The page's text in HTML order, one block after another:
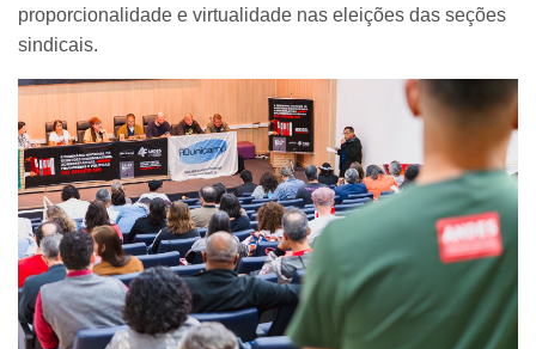
proporcionalidade e virtualidade nas eleições das seções
sindicais.